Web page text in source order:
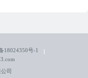
18024350号-1
司